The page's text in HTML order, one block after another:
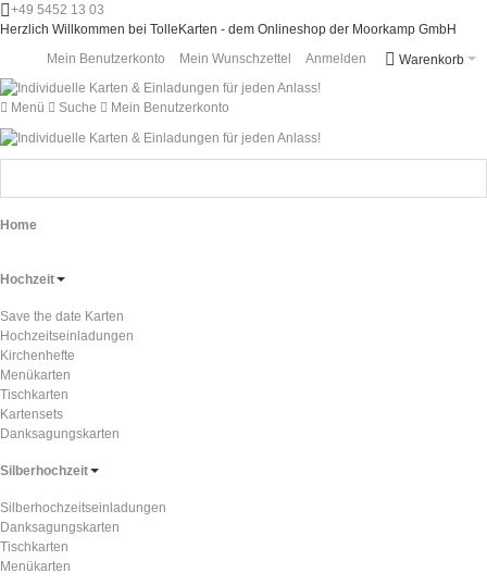
+49 5452 13 03
Herzlich Willkommen bei TolleKarten - dem Onlineshop der Moorkamp GmbH
Warenkorb
Mein Benutzerkonto Mein Wunschzettel Anmelden
Menü Suche Mein Benutzerkonto
Home
Hochzeit
Save the date Karten
Hochzeitseinladungen
Kirchenhefte
Menükarten
Tischkarten
Kartensets
Danksagungskarten
Silberhochzeit
Silberhochzeitseinladungen
Danksagungskarten
Tischkarten
Menükarten